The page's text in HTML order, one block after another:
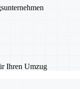
Ihren Umzug